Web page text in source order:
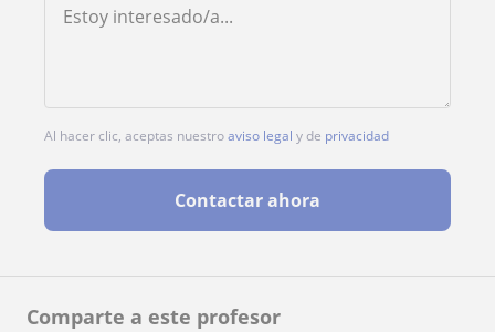
Comparte a este profesor
Al hacer clic, aceptas nuestroaviso legal y de privacidad
Contactar ahora